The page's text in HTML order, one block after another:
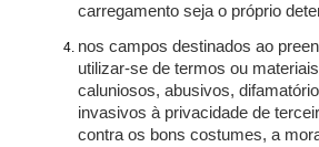
carregamento seja o próprio
nos campos destinados ao
utilizar-se de termos ou
caluniosos, abusivos,
invasivos à privacidade de
contra os bons costumes, a